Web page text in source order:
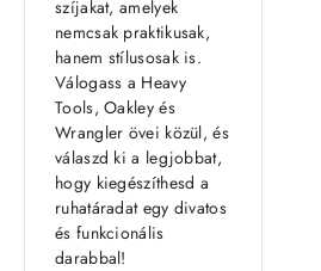
szíjakat, amelyek
nemcsak praktikusak,
hanem stílusosak is.
Válogass a Heavy
Tools, Oakley és
Wrangler övei közül, és
válaszd ki a legjobbat,
hogy kiegészíthesd a
ruhatáradat egy divatos
és funkcionális
darabbal!